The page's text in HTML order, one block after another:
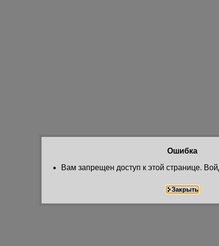
Ошибка
Вам запрещен доступ к этой странице.